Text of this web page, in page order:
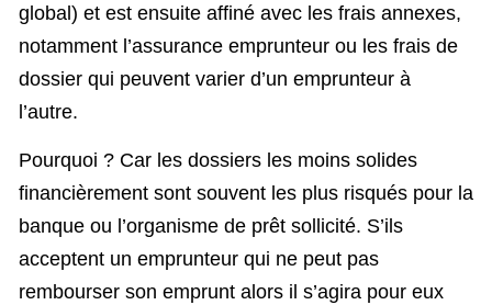
global) et est ensuite affiné avec les frais annexes,
notamment l’assurance emprunteur ou les frais de
dossier qui peuvent varier d’un emprunteur à
l’autre.
Pourquoi ? Car les dossiers les moins solides
financièrement sont souvent les plus risqués pour la
banque ou l’organisme de prêt sollicité. S’ils
acceptent un emprunteur qui ne peut pas
rembourser son emprunt alors il s’agira pour eux